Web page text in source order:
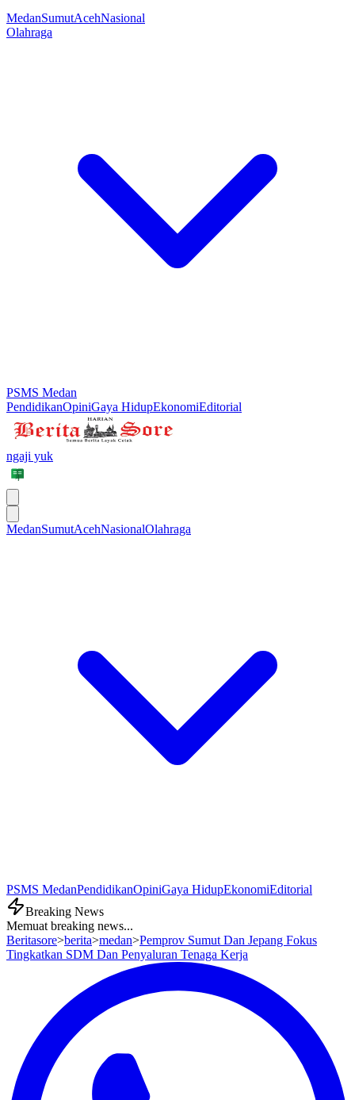
MedanSumutAcehNasional
Olahraga
PSMS Medan
PendidikanOpiniGaya HidupEkonomiEditorial
ngaji yuk
MedanSumutAcehNasionalOlahraga
PSMS MedanPendidikanOpiniGaya HidupEkonomiEditorial
Breaking News
Memuat breaking news...
Beritasore>berita>medan>Pemprov Sumut Dan Jepang Fokus
Tingkatkan SDM Dan Penyaluran Tenaga Kerja